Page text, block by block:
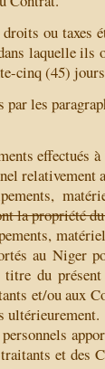
ou taxes
laquelle ils
cinq (45)
par les
effectués
relativement
la propriété
au Niger
du
et/ou aux
ultérieurement.
traitants et des